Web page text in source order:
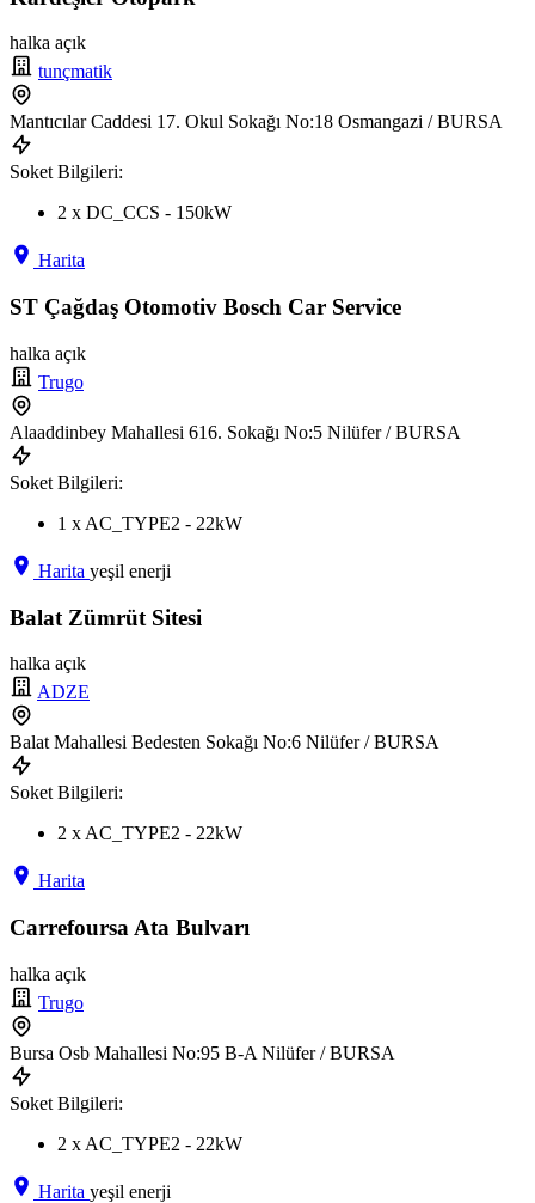
halka açık
tunçmatik
Mantıcılar Caddesi 17. Okul Sokağı No:18 Osmangazi / BURSA
Soket Bilgileri:
2 x DC_CCS - 150kW
Harita
ST Çağdaş Otomotiv Bosch Car Service
halka açık
Trugo
Alaaddinbey Mahallesi 616. Sokağı No:5 Nilüfer / BURSA
Soket Bilgileri:
1 x AC_TYPE2 - 22kW
Harita yeşil enerji
Balat Zümrüt Sitesi
halka açık
ADZE
Balat Mahallesi Bedesten Sokağı No:6 Nilüfer / BURSA
Soket Bilgileri:
2 x AC_TYPE2 - 22kW
Harita
Carrefoursa Ata Bulvarı
halka açık
Trugo
Bursa Osb Mahallesi No:95 B-A Nilüfer / BURSA
Soket Bilgileri:
2 x AC_TYPE2 - 22kW
Harita yeşil enerji